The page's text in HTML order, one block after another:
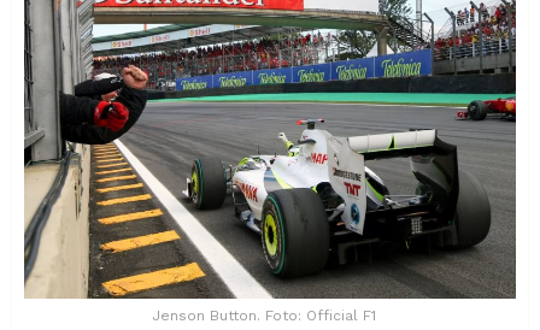
Jenson Button. Foto: Official F1